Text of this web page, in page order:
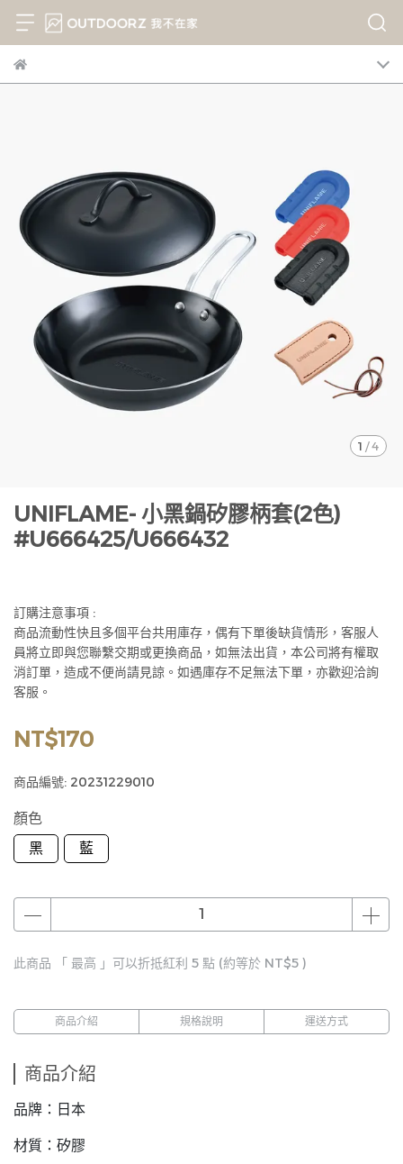
1 /4
UNIFLAME- 小黑鍋矽膠柄套(2色)
#U666425/U666432
訂購注意事項 :
商品流動性快且多個平台共用庫存，偶有下單後缺貨情形，客服人
員將立即與您聯繫交期或更換商品，如無法出貨，本公司將有權取
消訂單，造成不便尚請見諒。如遇庫存不足無法下單，亦歡迎洽詢
客服。
NT$170
商品編號: 20231229010
顏色
黑
藍
此商品 「 最高 」可以折抵紅利 5 點 (約等於 NT$5 )
商品介紹 規格說明 運送方式
商品介紹
品牌：日本
材質：矽膠